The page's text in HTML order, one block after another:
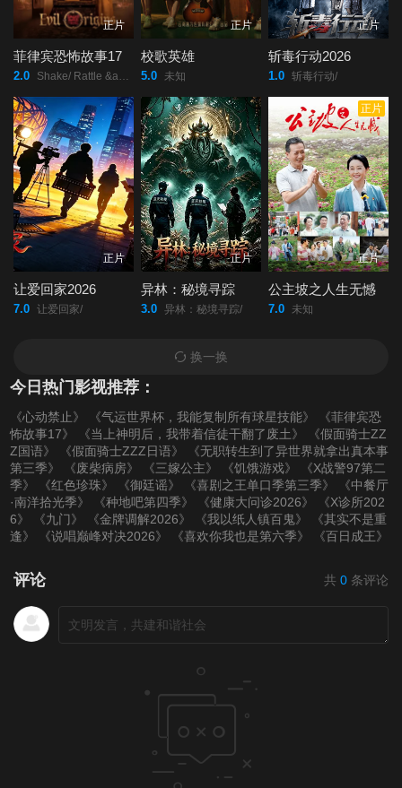
正片
菲律宾恐怖故事17
2.0 Shake/ Rattle &amp; Roll: Evil Origins/
正片
校歌英雄
5.0 未知
正片
斩毒行动2026
1.0 斩毒行动/
正片
让爱回家2026
7.0 让爱回家/
正片
异林：秘境寻踪
3.0 异林：秘境寻踪/
正片
正片
公主坡之人生无憾
7.0 未知
换一换
今日热门影视推荐：
《心动禁止》 《气运世界杯，我能复制所有球星技能》
《菲律宾恐
怖故事17》
《当上神明后，我带着信徒干翻了废土》
《假面骑士ZZ
Z国语》
《假面骑士ZZZ日语》
《无职转生到了异世界就拿出真本事
第三季》
《废柴病房》 《三嫁公主》 《饥饿游戏》
《X战警97第二
季》
《红色珍珠》 《御廷谣》 《喜剧之王单口季第三季》
《中餐厅
·南洋拾光季》
《种地吧第四季》 《健康大问诊2026》
《X诊所202
6》
《九门》 《金牌调解2026》 《我以纸人镇百鬼》
《其实不是重
逢》
《说唱巅峰对决2026》 《喜欢你我也是第六季》 《百日成王》
评论 共 0 条评论